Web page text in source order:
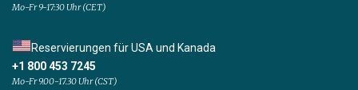
Mo-Fr 9-17:30 Uhr (CET)
Reservierungen für USA und Kanada
+1 800 453 7245
Mo-Fr 9.00-17.30 Uhr (CST)